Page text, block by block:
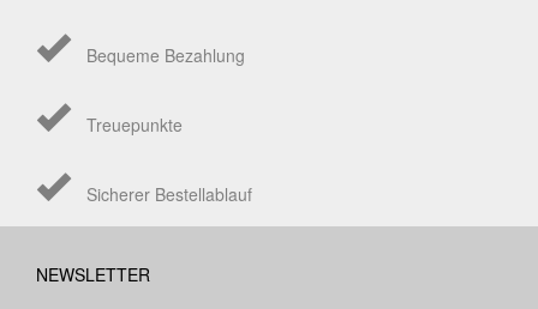
Bequeme Bezahlung
Treuepunkte
Sicherer Bestellablauf
NEWSLETTER